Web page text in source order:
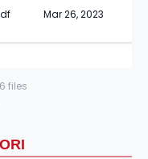
Mar 26, 2023
6 files